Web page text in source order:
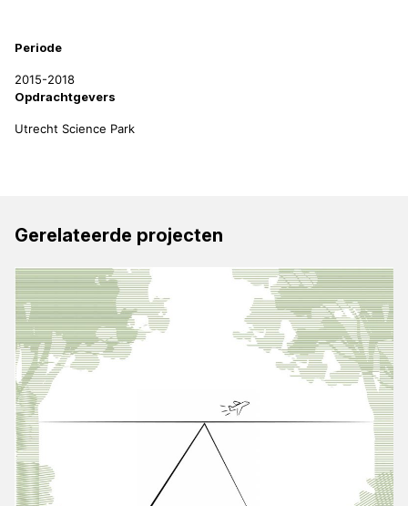
Periode
2015-2018
Opdrachtgevers
Utrecht Science Park
Gerelateerde projecten